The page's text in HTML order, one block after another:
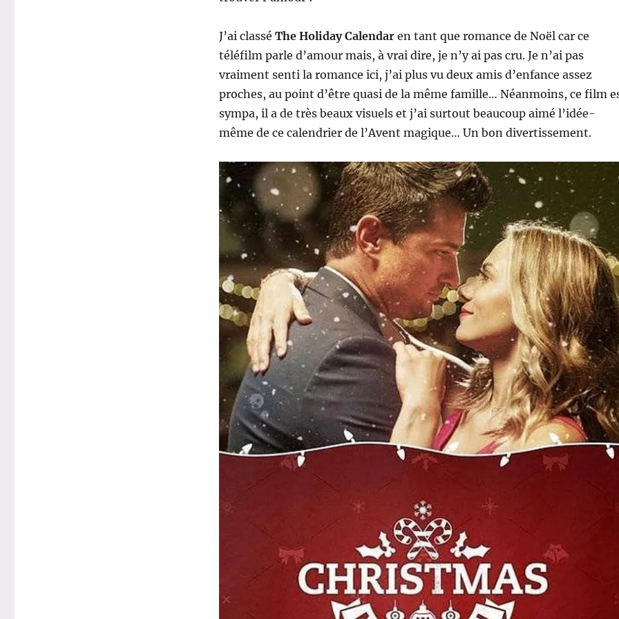
J’ai classé The Holiday Calendaren tant que romance de Noël car ce
téléfilm parle d’amour mais, à vrai dire, je n’y ai pas cru. Je n’ai pas
vraiment senti la romance ici, j’ai plus vu deux amis d’enfance assez
proches, au point d’être quasi de la même famille… Néanmoins, ce film
sympa, il a de très beaux visuels et j’ai surtout beaucoup aimé l’idée-
même de ce calendrier de l’Avent magique… Un bon divertissement.